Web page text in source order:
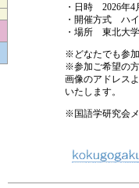
・日時 2026年4
・開催方式 ハ
・場所 東北大
※どなたでも参
※参加ご希望の
画像のアドレス
いたします。
※国語学研究会